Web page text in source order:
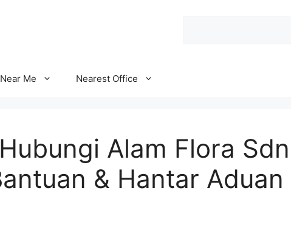
Near Me Nearest Office
Alam Flora
& Hantar Aduan